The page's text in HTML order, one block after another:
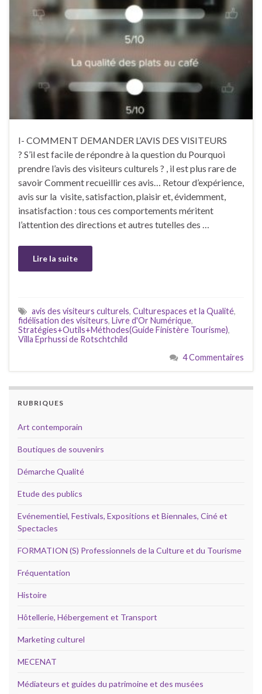
I- COMMENT DEMANDER L’AVIS DES VISITEURS
? S’il est facile de répondre à la question du Pourquoi
prendre l’avis des visiteurs culturels ? , il est plus rare de
savoir Comment recueillir ces avis… Retour d’expérience,
avis sur la visite, satisfaction, plaisir et, évidemment,
insatisfaction : tous ces comportements méritent
l’attention des directions et autres tutelles des …
Lire la suite
avis des visiteurs culturels, Culturespaces et la Qualité,
fidélisation des visiteurs, Livre d'Or Numérique,
Stratégies+Outils+Méthodes(Guide Finistère Tourisme),
Villa Eprhussi de Rotschtchild
4 Commentaires
RUBRIQUES
Art contemporain
Boutiques de souvenirs
Démarche Qualité
Etude des publics
Evénementiel, Festivals, Expositions et Biennales, Ciné et
Spectacles
FORMATION (S) Professionnels de la Culture et du Tourisme
Fréquentation
Histoire
Hôtellerie, Hébergement et Transport
Marketing culturel
MECENAT
Médiateurs et guides du patrimoine et des musées